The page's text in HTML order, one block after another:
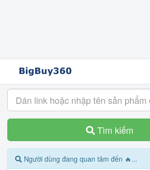
Tìm kiếm
Người dùng đang quan tâm đến 🔥...